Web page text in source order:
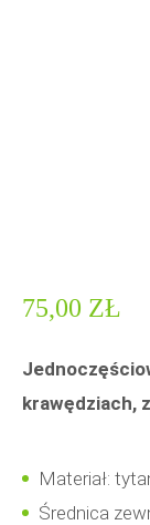
75,00 ZŁ
krawędziach,
Materiał:
Średnica